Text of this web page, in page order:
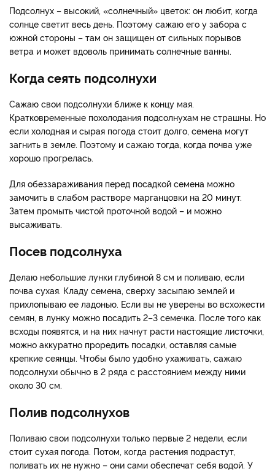
Подсолнух – высокий, «солнечный» цветок: он любит, когда
солнце светит весь день. Поэтому сажаю его у забора с
южной стороны – там он защищен от сильных порывов
ветра и может вдоволь принимать солнечные ванны.
Когда сеять подсолнухи
Сажаю свои подсолнухи ближе к концу мая.
Кратковременные похолодания подсолнухам не страшны. Но
если холодная и сырая погода стоит долго, семена могут
загнить в земле. Поэтому и сажаю тогда, когда почва уже
хорошо прогрелась.
Для обеззараживания перед посадкой семена можно
замочить в слабом растворе марганцовки на 20 минут.
Затем промыть чистой проточной водой – и можно
высаживать.
Посев подсолнуха
Делаю небольшие лунки глубиной 8 см и поливаю, если
почва сухая. Кладу семена, сверху засыпаю землей и
прихлопываю ее ладонью. Если вы не уверены во всхожести
семян, в лунку можно посадить 2–3 семечка. После того как
всходы появятся, и на них начнут расти настоящие листочки,
можно аккуратно проредить посадки, оставляя самые
крепкие сеянцы. Чтобы было удобно ухаживать, сажаю
подсолнухи обычно в 2 ряда с расстоянием между ними
около 30 см.
Полив подсолнухов
Поливаю свои подсолнухи только первые 2 недели, если
стоит сухая погода. Потом, когда растения подрастут,
поливать их не нужно – они сами обеспечат себя водой. У